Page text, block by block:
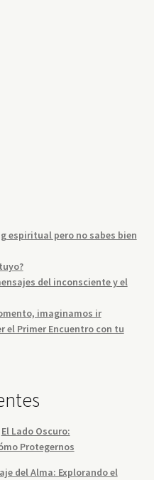
espiritual pero no sabes bien
del inconsciente y el
imaginamos ir
el Primer Encuentro con tu
El Lado Oscuro:
Protegernos
del Alma: Explorando el